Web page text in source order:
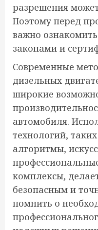
разрешения
Поэтому перед
важно
законами и
Современные
дизельных
широкие
автомобиля.
технологий,
алгоритмы,
комплексы,
безопасным и
помнить о